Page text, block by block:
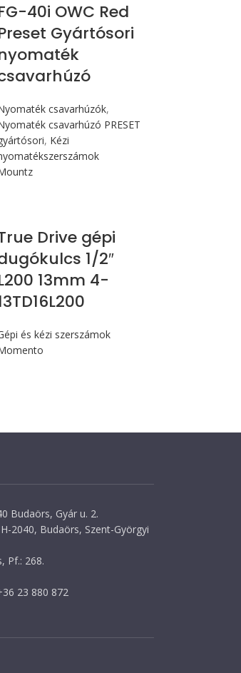
40i OWC Red
Gyártósori
csavarhúzók,
csavarhúzó PRESET
, Kézi
Drive gépi
1/2″
13mm 4-
és kézi szerszámok
Budaörs, Gyár u. 2.
2040, Budaörs, Szent-Györgyi
Pf.: 268.
23 880 872